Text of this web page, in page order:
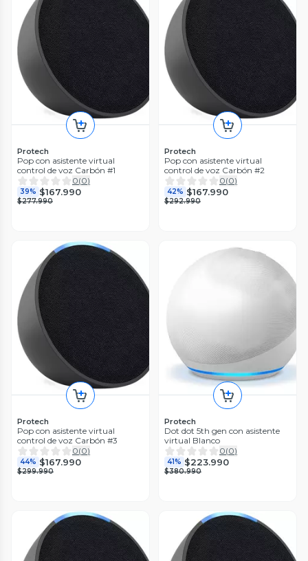
Protech
Pop con asistente virtual
control de voz Carbón #1
0(0)
39% $167.990
$277.990
Protech
Pop con asistente virtual
control de voz Carbón #2
0(0)
42% $167.990
$292.990
Protech
Pop con asistente virtual
control de voz Carbón #3
0(0)
44% $167.990
$299.990
Protech
Dot dot 5th gen con asistente
virtual Blanco
0(0)
41% $223.990
$380.990